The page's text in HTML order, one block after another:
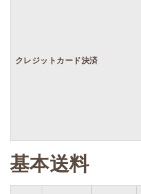
クレジットカード決済
基本送